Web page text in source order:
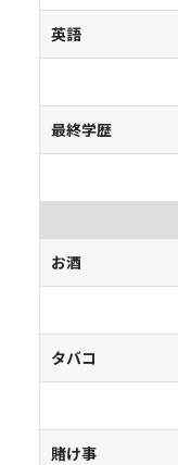
英語
最終学歴
お酒
タバコ
賭け事